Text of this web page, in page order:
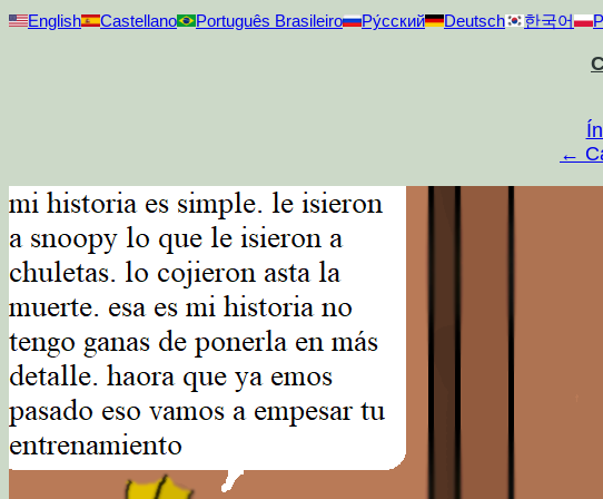
English Castellano Português Brasileiro Ру́сский Deutsch 한국어
←